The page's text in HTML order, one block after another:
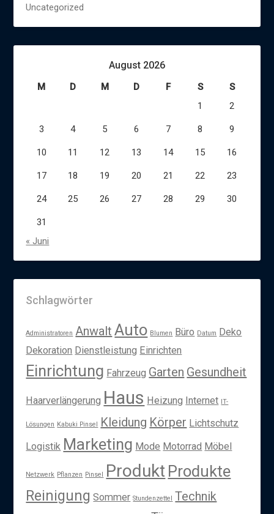
Uncategorized
August 2026
M D M D F S
S
1
2
3 4 5 6 7 8 9
10 11 12 13 14 15 16
17 18 19 20 21 22 23
24 25 26 27 28 29 30
31
« Juni
Schlagwörter
Administratoren Anwalt Auto Blumen Büro Datum Deko
Dekoration Dienstleistung Einrichten
Einrichtung Fahrzeug Garten Gesundheit
Haarverlängerung Haus Heizung Internet IT-
Lösungen Kabuki Pinsel Kleidung Körper Lichtschutz
Logistik Marketing Mode Motorrad Möbel
Netzwerk Pflanzen Pinsel Produkt Produkte
Reinigung Sommer Stundenzettel Technik